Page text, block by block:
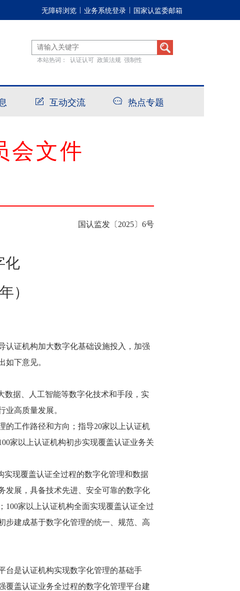
无障碍浏览 业务系统登录 国家认监委邮箱
本站热词： 认证认可 政策法规 强制性
互动交流 热点专题
会文件
国认监发〔2025〕6号
化
）
认证机构加大数字化基础设施投入，加强
下意见。
数据、人工智能等数字化技术和手段，实
高质量发展。
的工作路径和方向；指导20家以上认证机
家以上认证机构初步实现覆盖认证业务关
实现覆盖认证全过程的数字化管理和数据
发展，具备技术先进、安全可靠的数字化
家以上认证机构全面实现覆盖认证全过
步建成基于数字化管理的统一、规范、高
台是认证机构实现数字化管理的基础手
覆盖认证业务全过程的数字化管理平台建